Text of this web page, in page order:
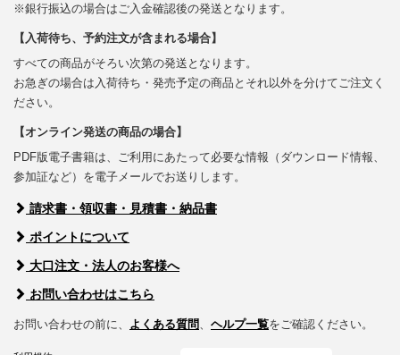
※銀行振込の場合はご入金確認後の発送となります。
【入荷待ち、予約注文が含まれる場合】
すべての商品がそろい次第の発送となります。
お急ぎの場合は入荷待ち・発売予定の商品とそれ以外を分けてご注文く
ださい。
【オンライン発送の商品の場合】
PDF版電子書籍は、ご利用にあたって必要な情報（ダウンロード情報、
参加証など）を電子メールでお送りします。
請求書・領収書・見積書・納品書
ポイントについて
大口注文・法人のお客様へ
お問い合わせはこちら
お問い合わせの前に、 よくある質問 ヘルプ一覧をご確認ください。